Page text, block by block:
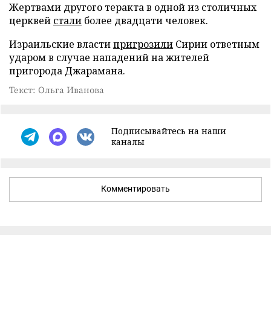
Жертвами другого теракта в одной из столичных
церквей стали более двадцати человек.
Израильские властипригрозили Сирии ответным
ударом в случае нападений на жителей
пригорода Джарамана.
Текст: Ольга Иванова
Подписывайтесь на наши
каналы
Комментировать